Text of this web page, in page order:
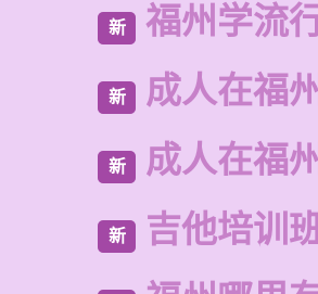
新 福州学流
新 成人在福
新 成人在福
新 吉他培训